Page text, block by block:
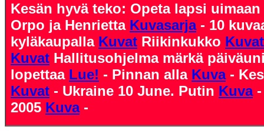
Kesän hyvä teko: Opeta lapsi uimaan
Orpo ja Henrietta Kuvasarja- 10
kyläkaupalla Kuvat Riikinkukko Kuvat
Kuvat Hallitusohjelma märkä
lopettaa Lue! - Pinnan alla Kuva-
Kuvat - Ukraine 10 June. Putin Kuva-
2005 Kuva-